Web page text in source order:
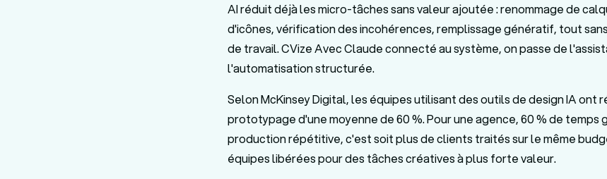
AI réduit déjà les micro-tâches sans valeur ajoutée : renommage de
d'icônes, vérification des incohérences, remplissage génératif, tout
de travail. CVize Avec Claude connecté au système, on passe de
l'automatisation structurée.
Selon McKinsey Digital, les équipes utilisant des outils de design IA ont
prototypage d'une moyenne de 60 %. Pour une agence, 60 % de temps
production répétitive, c'est soit plus de clients traités sur le même
équipes libérées pour des tâches créatives à plus forte valeur.